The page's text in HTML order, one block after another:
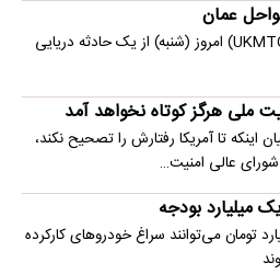
عمان
عملیات تجارت دریایی بریتانیا (UKMTO) امروز (شنبه) از یک حادثه دریایی
ملی هرگز کوتاه نخواهد آمد
اینکه تا آمریکا رفتارش را تصحیح نکند،
عالی امنیت…
میلیارد بودجه
تومان می‌توانند سراغ خودروهای کارکرده